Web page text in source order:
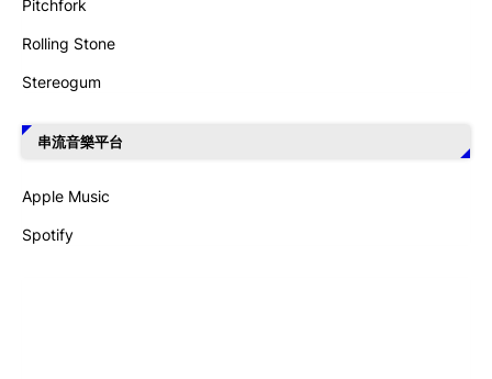
Pitchfork
Rolling Stone
Stereogum
串流音樂平台
Apple Music
Spotify